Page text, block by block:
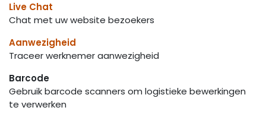
Live Chat
Chat met uw website bezoekers
Aanwezigheid
Traceer werknemer aanwezigheid
Barcode
Gebruik barcode scanners om logistieke bewerkingen
te verwerken